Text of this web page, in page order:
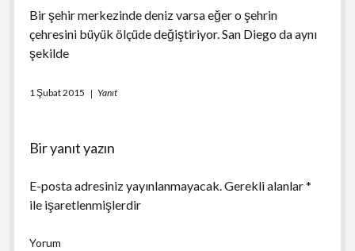
Bir şehir merkezinde deniz varsa eğer o şehrin
çehresini büyük ölçüde değiştiriyor. San Diego da aynı
şekilde
1 Şubat 2015 Yanıt
Bir yanıt yazın
E-posta adresiniz yayınlanmayacak.Gerekli alanlar*
ile işaretlenmişlerdir
Yorum